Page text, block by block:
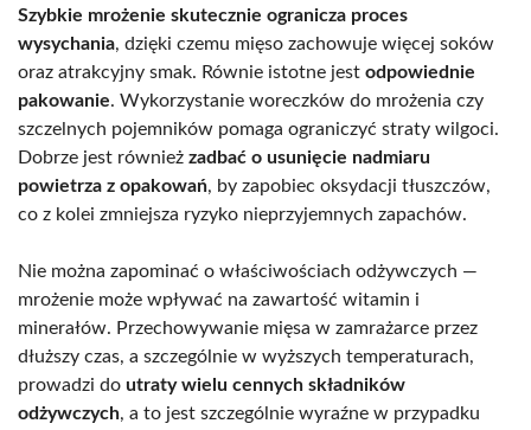
Szybkie mrożenie skutecznie ogranicza proces
wysychania, dzięki czemu mięso zachowuje więcej soków
oraz atrakcyjny smak. Równie istotne jest odpowiednie
pakowanie. Wykorzystanie woreczków do mrożenia czy
szczelnych pojemników pomaga ograniczyć straty wilgoci.
Dobrze jest również zadbać o usunięcie nadmiaru
powietrza z opakowań, by zapobiec oksydacji tłuszczów,
co z kolei zmniejsza ryzyko nieprzyjemnych zapachów.
Nie można zapominać o właściwościach odżywczych —
mrożenie może wpływać na zawartość witamin i
minerałów. Przechowywanie mięsa w zamrażarce przez
dłuższy czas, a szczególnie w wyższych temperaturach,
prowadzi do utraty wielu cennych składników
odżywczych, a to jest szczególnie wyraźne w przypadku